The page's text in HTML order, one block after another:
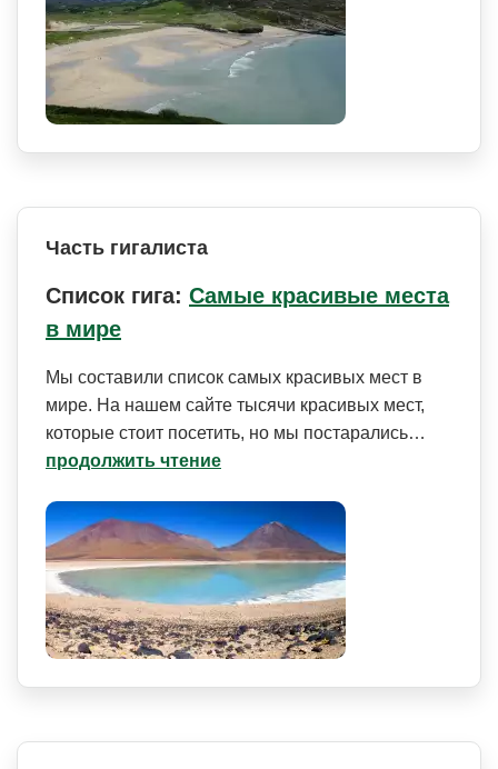
Часть гигалиста
Список гига: Самые красивые места
в мире
Мы составили список самых красивых мест в
мире. На нашем сайте тысячи красивых мест,
которые стоит посетить, но мы постарались…
продолжить чтение